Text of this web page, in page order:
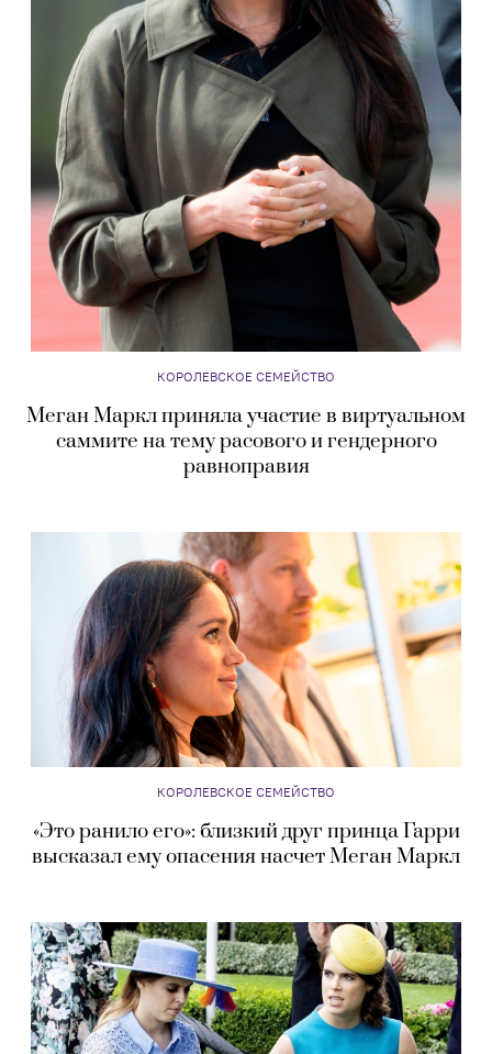
КОРОЛЕВСКОЕ СЕМЕЙСТВО
Меган Маркл приняла участие в виртуальном
саммите на тему расового и гендерного
равноправия
КОРОЛЕВСКОЕ СЕМЕЙСТВО
«Это ранило его»: близкий друг принца Гарри
высказал ему опасения насчет Меган Маркл